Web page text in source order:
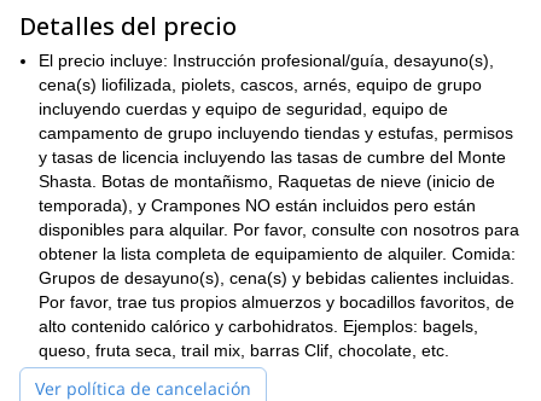
Una vez que lleguemos al lado norte del Monte Shasta haremos
senderismo hasta el campamento que se encuentra en la base
del Hotlum-Bolam Ridge. Después de aclimatarnos,
comenzaremos nuestro ascenso a la cumbre a través de la
cresta.
Se necesita habilidades básicas de montañismo y experiencia
para unirse a esta escalada.
Ponte en contacto ahora para reservar tu lugar en una
escalada de 3 días a la cumbre del Monte Shasta a través del
Hotlum-Bolam Ridge en California.
Detalles del precio
El precio incluye: Instrucción profesional/guía, desayuno(s),
cena(s) liofilizada, piolets, cascos, arnés, equipo de grupo
incluyendo cuerdas y equipo de seguridad, equipo de
campamento de grupo incluyendo tiendas y estufas, permisos
y tasas de licencia incluyendo las tasas de cumbre del Monte
Shasta. Botas de montañismo, Raquetas de nieve (inicio de
temporada), y Crampones NO están incluidos pero están
disponibles para alquilar. Por favor, consulte con nosotros para
obtener la lista completa de equipamiento de alquiler. Comida:
Grupos de desayuno(s), cena(s) y bebidas calientes incluidas.
Por favor, trae tus propios almuerzos y bocadillos favoritos, de
alto contenido calórico y carbohidratos. Ejemplos: bagels,
queso, fruta seca, trail mix, barras Clif, chocolate, etc.
Ver política de cancelación